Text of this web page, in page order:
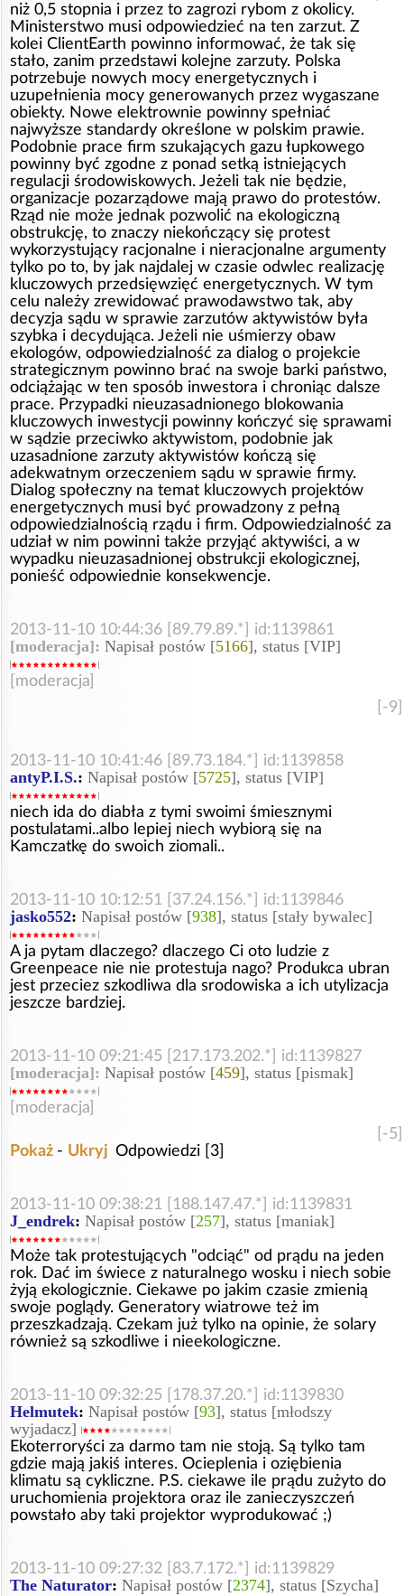
niż 0,5 stopnia i przez to zagrozi rybom z okolicy.
Ministerstwo musi odpowiedzieć na ten zarzut. Z
kolei ClientEarth powinno informować, że tak się
stało, zanim przedstawi kolejne zarzuty. Polska
potrzebuje nowych mocy energetycznych i
uzupełnienia mocy generowanych przez wygaszane
obiekty. Nowe elektrownie powinny spełniać
najwyższe standardy określone w polskim prawie.
Podobnie prace firm szukających gazu łupkowego
powinny być zgodne z ponad setką istniejących
regulacji środowiskowych. Jeżeli tak nie będzie,
organizacje pozarządowe mają prawo do protestów.
Rząd nie może jednak pozwolić na ekologiczną
obstrukcję, to znaczy niekończący się protest
wykorzystujący racjonalne i nieracjonalne argumenty
tylko po to, by jak najdalej w czasie odwlec realizację
kluczowych przedsięwzięć energetycznych. W tym
celu należy zrewidować prawodawstwo tak, aby
decyzja sądu w sprawie zarzutów aktywistów była
szybka i decydująca. Jeżeli nie uśmierzy obaw
ekologów, odpowiedzialność za dialog o projekcie
strategicznym powinno brać na swoje barki państwo,
odciążając w ten sposób inwestora i chroniąc dalsze
prace. Przypadki nieuzasadnionego blokowania
kluczowych inwestycji powinny kończyć się sprawami
w sądzie przeciwko aktywistom, podobnie jak
uzasadnione zarzuty aktywistów kończą się
adekwatnym orzeczeniem sądu w sprawie firmy.
Dialog społeczny na temat kluczowych projektów
energetycznych musi być prowadzony z pełną
odpowiedzialnością rządu i firm. Odpowiedzialność za
udział w nim powinni także przyjąć aktywiści, a w
wypadku nieuzasadnionej obstrukcji ekologicznej,
ponieść odpowiednie konsekwencje.
2013-11-10 10:44:36 [89.79.89.*] id:1139861
[moderacja]: Napisał postów [5166], status [VIP]
[moderacja]
[-9]
2013-11-10 10:41:46 [89.73.184.*] id:1139858
antyP.I.S.: Napisał postów [5725], status [VIP]
niech ida do diabła z tymi swoimi śmiesznymi
postulatami..albo lepiej niech wybiorą się na
Kamczatkę do swoich ziomali..
2013-11-10 10:12:51 [37.24.156.*] id:1139846
jasko552: Napisał postów [938], status [stały bywalec]
A ja pytam dlaczego? dlaczego Ci oto ludzie z
Greenpeace nie nie protestuja nago? Produkca ubran
jest przeciez szkodliwa dla srodowiska a ich utylizacja
jeszcze bardziej.
2013-11-10 09:21:45 [217.173.202.*] id:1139827
[moderacja]: Napisał postów [459], status [pismak]
[moderacja]
[-5]
Pokaż - Ukryj Odpowiedzi [3]
2013-11-10 09:38:21 [188.147.47.*] id:1139831
J_endrek: Napisał postów [257], status [maniak]
Może tak protestujących "odciąć" od prądu na jeden
rok. Dać im świece z naturalnego wosku i niech sobie
żyją ekologicznie. Ciekawe po jakim czasie zmienią
swoje poglądy. Generatory wiatrowe też im
przeszkadzają. Czekam już tylko na opinie, że solary
również są szkodliwe i nieekologiczne.
2013-11-10 09:32:25 [178.37.20.*] id:1139830
Helmutek: Napisał postów [93], status [młodszy
wyjadacz]
Ekoterroryści za darmo tam nie stoją. Są tylko tam
gdzie mają jakiś interes. Ocieplenia i oziębienia
klimatu są cykliczne. P.S. ciekawe ile prądu zużyto do
uruchomienia projektora oraz ile zanieczyszczeń
powstało aby taki projektor wyprodukować ;)
2013-11-10 09:27:32 [83.7.172.*] id:1139829
The Naturator: Napisał postów [2374], status [Szycha]